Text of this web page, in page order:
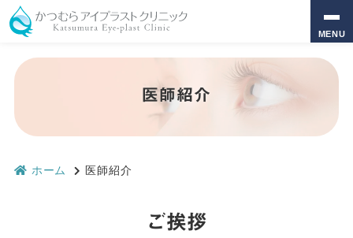
MENU
医師紹介
ホーム 医師紹介
ご挨拶